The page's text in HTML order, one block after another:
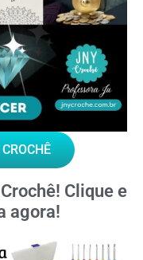
Clique e
agora!